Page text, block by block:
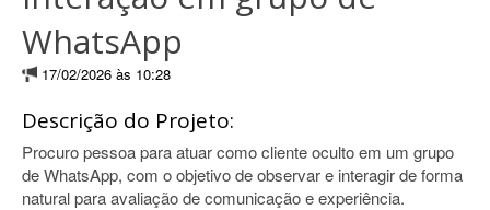
WhatsApp
17/02/2026 às 10:28
Descrição do Projeto:
Procuro pessoa para atuar como cliente oculto em um grupo
de WhatsApp, com o objetivo de observar e interagir de forma
natural para avaliação de comunicação e experiência.